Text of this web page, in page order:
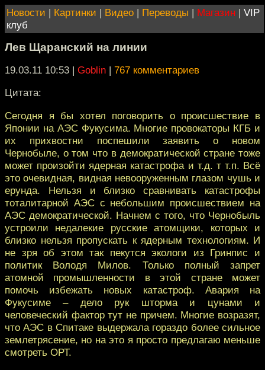
Новости | Картинки | Видео | Переводы | Магазин | VIP
клуб
Лев Щаранский на линии
19.03.11 10:53 | Goblin | 767 комментариев
Цитата:
Сегодня я бы хотел поговорить о происшествие в
Японии на АЭС Фукусима. Многие провокаторы КГБ и
их прихвостни поспешили заявить о новом
Чернобыле, о том что в демократической стране тоже
может произойти ядерная катастрофа и т.д. т т.п. Всё
это очевидная, видная невооруженным глазом чушь и
ерунда. Нельзя и близко сравнивать катастрофы
тоталитарной АЭС с небольшим происшествием на
АЭС демократической. Начнем с того, что Чернобыль
устроили недалекие русские атомщики, которых и
близко нельзя пропускать к ядерным технологиям. И
не зря об этом так пекутся экологи из Гринпис и
политик Володя Милов. Только полный запрет
атомной промышленности в этой стране может
помочь избежать новых катастроф. Авария на
Фукусиме – дело рук шторма и цунами и
человеческий фактор тут не причем. Многие возразят,
что АЭС в Спитаке выдержала гораздо более сильное
землетрясение, но на это я просто предлагаю меньше
смотреть ОРТ.